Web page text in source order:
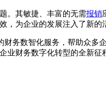
。其敏捷、丰富的无需报销
，为企业的发展注入了新的
务数智化服务，帮助众
企业财务数字化转型的全新征